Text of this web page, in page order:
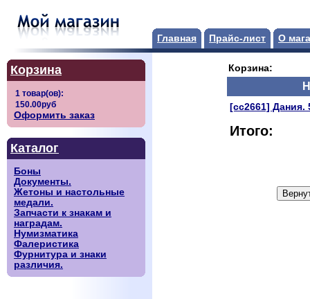
Главная Прайс-лист О
Корзина
Оформить заказ
Каталог
Боны
Документы.
Жетоны и настольные
медали.
Запчасти к знакам и
наградам.
Нумизматика
Фалеристика
Фурнитура и знаки
различия.
Корзина:
[сс2661] Дания.
Итого: